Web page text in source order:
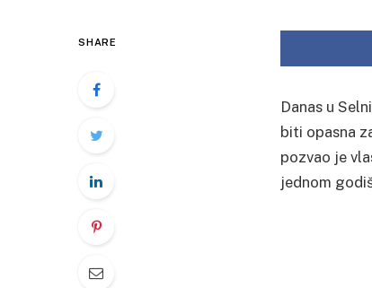
SHARE
Danas u
biti opasna
pozvao je
jednom